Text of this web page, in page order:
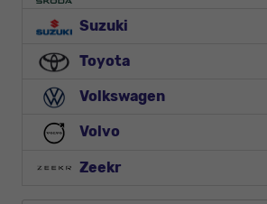
Suzuki
Toyota
Volkswagen
Volvo
Zeekr